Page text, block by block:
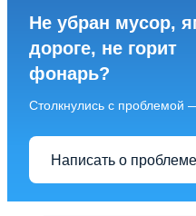
Не убран мусор,
дороге, не горит
фонарь?
Столкнулись с проблемой
Написать о проблеме